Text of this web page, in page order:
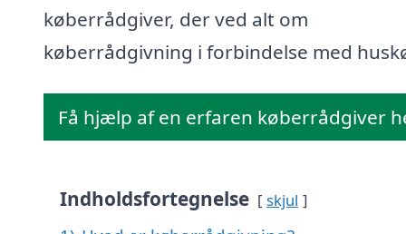
køberrådgiver, der ved alt om
køberrådgivning i forbindelse med
Få hjælp af en erfaren køberrådgiver
Indholdsfortegnelse skjul